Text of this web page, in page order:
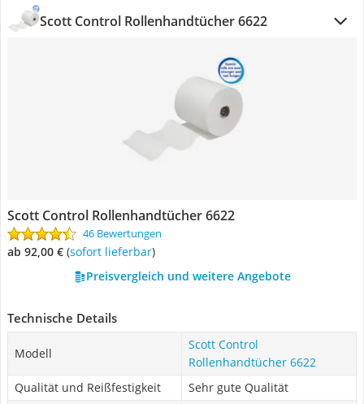
Scott Control Rollenhandtücher 6622
Scott Control Rollenhandtücher 6622
46 Bewertungen
ab 92,00 € ( Sofort lieferbar)
Preisvergleich und weitere Angebote
Technische Details
Modell
Scott Control
Rollenhandtücher 6622
Qualität und Reißfestigkeit
Sehr gute Qualität